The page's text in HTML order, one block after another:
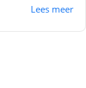
Lees meer